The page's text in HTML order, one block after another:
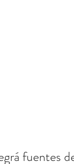
fuentes